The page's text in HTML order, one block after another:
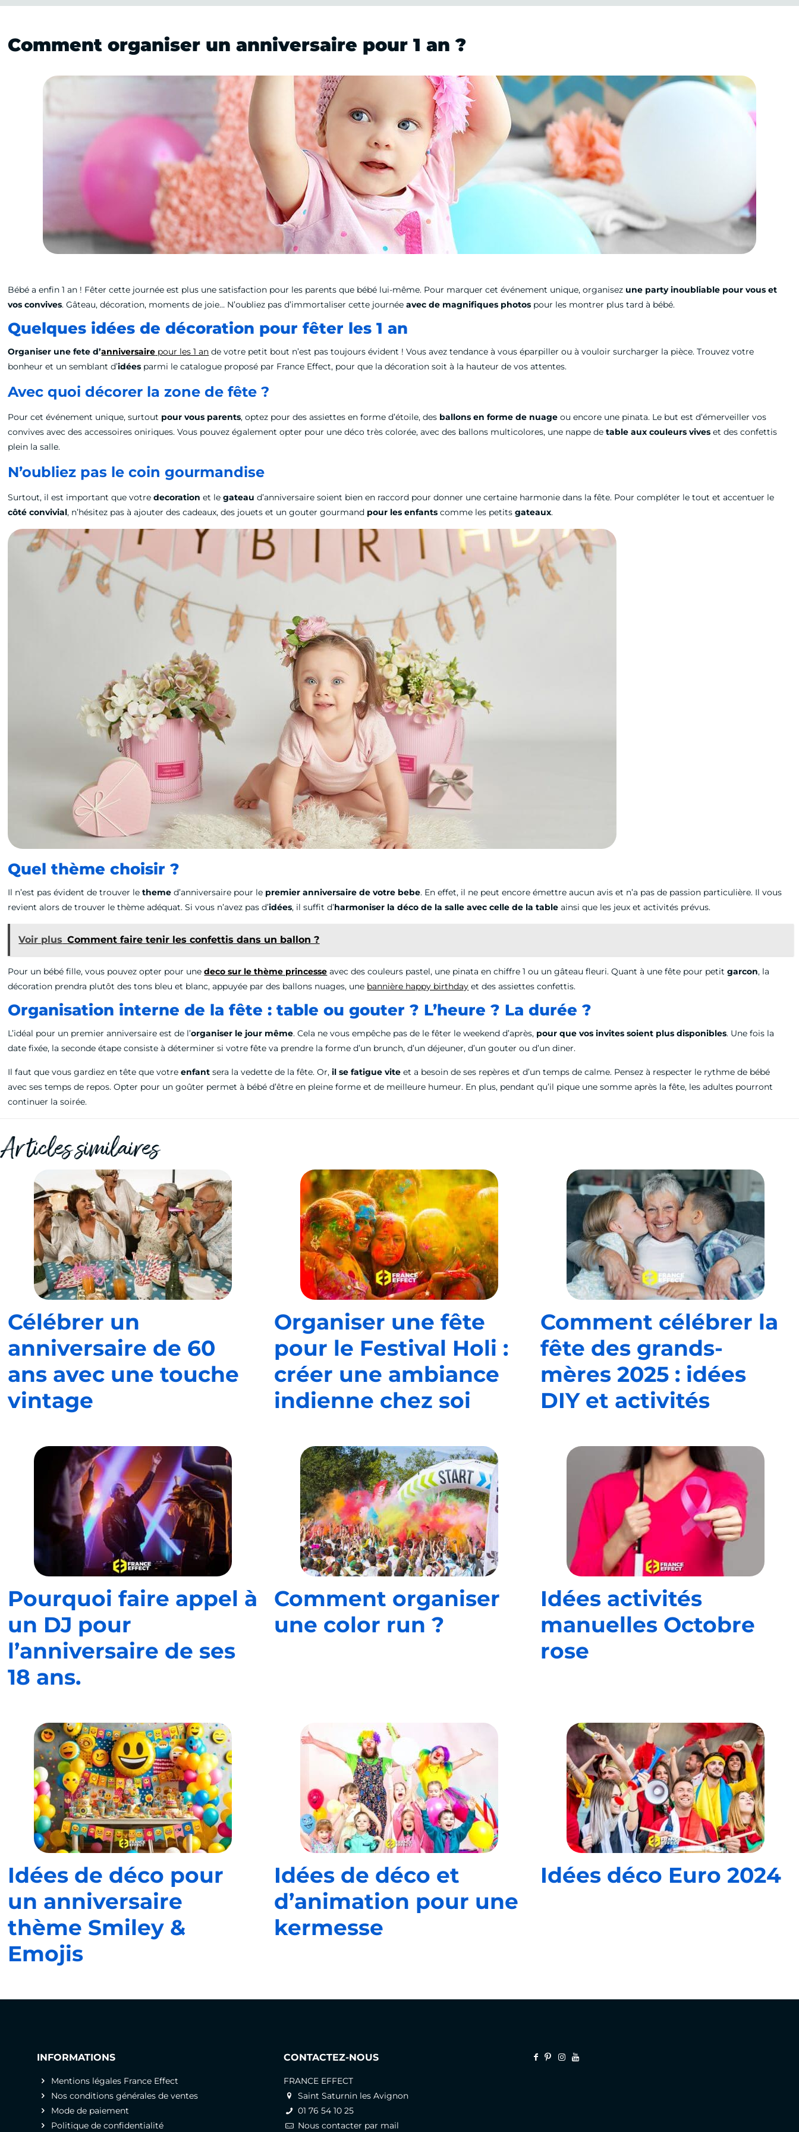
Comment organiser un anniversaire pour 1 an ?
Bébé a enfin 1 an ! Fêter cette journée est plus une satisfaction pour les parents que bébé lui-même. Pour marquer cet événement unique, organisez une party inoubliable pour vous et
vos convives. Gâteau, décoration, moments de joie… N’oubliez pas d’immortaliser cette journéeavec de magnifiques photos pour les montrer plus tard à bébé.
Quelques idées de décoration pour fêter les 1 an
Organiser une fete d’anniversaire pour les 1 an de votre petit bout n’est pas toujours évident ! Vous avez tendance à vous éparpiller ou à vouloir surcharger la pièce. Trouvez votre
bonheur et un semblant d’idées parmi le catalogue proposé par France Effect, pour que la décoration soit à la hauteur de vos attentes.
Avec quoi décorer la zone de fête ?
Pour cet événement unique, surtout pour vous parents, optez pour des assiettes en forme d’étoile, des ballons en forme de nuage ou encore une pinata. Le but est d’émerveiller vos
convives avec des accessoires oniriques. Vous pouvez également opter pour une déco très colorée, avec des ballons multicolores, une nappe detable aux couleurs vives et des confettis
plein la salle.
N’oubliez pas le coin gourmandise
Surtout, il est important que votredecoration et legateau d’anniversaire soient bien en raccord pour donner une certaine harmonie dans la fête. Pour compléter le tout et accentuer le
côté convivial, n’hésitez pas à ajouter des cadeaux, des jouets et un gouter gourmand pour les enfants comme les petitsgateaux.
Quel thème choisir ?
Il n’est pas évident de trouver letheme d’anniversaire pour le premier anniversaire de votre bebe. En effet, il ne peut encore émettre aucun avis et n’a pas de passion particulière. Il vous
revient alors de trouver le thème adéquat. Si vous n’avez pas d’idées, il suffit d’harmoniser la déco de la salle avec celle de la table ainsi que les jeux et activités prévus.
Voir plus Comment faire tenir les confettis dans un ballon ?
Pour un bébé fille, vous pouvez opter pour unedeco sur le thème princesse avec des couleurs pastel, une pinata en chiffre 1 ou un gâteau fleuri. Quant à une fête pour petitgarcon, la
décoration prendra plutôt des tons bleu et blanc, appuyée par des ballons nuages, une bannière happy birthday et des assiettes confettis.
Organisation interne de la fête : table ou gouter ? L’heure ? La durée ?
L’idéal pour un premier anniversaire est de l’organiser le jour même. Cela ne vous empêche pas de le fêter le weekend d’après, pour que vos invites soient plus disponibles. Une fois la
date fixée, la seconde étape consiste à déterminer si votre fête va prendre la forme d’un brunch, d’un déjeuner, d’un gouter ou d’un diner.
Il faut que vous gardiez en tête que votreenfant sera la vedette de la fête. Or,il se fatigue vite et a besoin de ses repères et d’un temps de calme. Pensez à respecter le rythme de bébé
avec ses temps de repos. Opter pour un goûter permet à bébé d’être en pleine forme et de meilleure humeur. En plus, pendant qu’il pique une somme après la fête, les adultes pourront
continuer la soirée.
Articles similaires
Célébrer un
anniversaire de 60
ans avec une touche
vintage
Organiser une fête
pour le Festival Holi :
créer une ambiance
indienne chez soi
Comment célébrer la
fête des grands-
mères 2025 : idées
DIY et activités
Pourquoi faire appel à
un DJ pour
l’anniversaire de ses
18 ans.
Comment organiser
une color run ?
Idées activités
manuelles Octobre
rose
Idées de déco pour
un anniversaire
thème Smiley &
Emojis
Idées de déco et
d’animation pour une
kermesse
Idées déco Euro 2024
INFORMATIONS
Mentions légales France Effect
Nos conditions générales de ventes
Mode de paiement
Politique de confidentialité
CONTACTEZ-NOUS
FRANCE EFFECT
Saint Saturnin les Avignon
01 76 54 10 25
Nous contacter par mail